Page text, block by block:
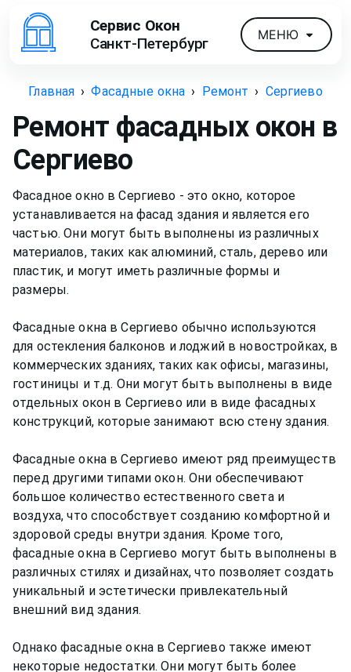
Сервис Окон
Санкт-Петербург
МЕНЮ
Главная › Фасадные окна › Ремонт › Сергиево
Ремонт фасадных окон в
Сергиево
Фасадное окно в Сергиево - это окно, которое
устанавливается на фасад здания и является его
частью. Они могут быть выполнены из различных
материалов, таких как алюминий, сталь, дерево или
пластик, и могут иметь различные формы и
размеры.
Фасадные окна в Сергиево обычно используются
для остекления балконов и лоджий в новостройках, в
коммерческих зданиях, таких как офисы, магазины,
гостиницы и т.д. Они могут быть выполнены в виде
отдельных окон в Сергиево или в виде фасадных
конструкций, которые занимают всю стену здания.
Фасадные окна в Сергиево имеют ряд преимуществ
перед другими типами окон. Они обеспечивают
большое количество естественного света и
воздуха, что способствует созданию комфортной и
здоровой среды внутри здания. Кроме того,
фасадные окна в Сергиево могут быть выполнены в
различных стилях и дизайнах, что позволяет создать
уникальный и эстетически привлекательный
внешний вид здания.
Однако фасадные окна в Сергиево также имеют
некоторые недостатки. Они могут быть более